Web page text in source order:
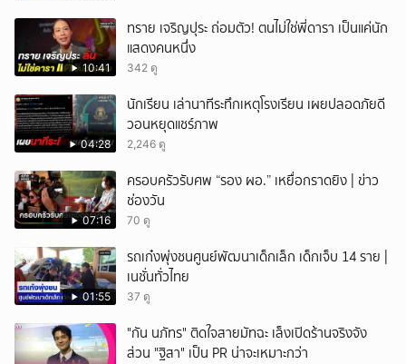
10:41
ทราย เจริญปุระ ถ่อมตัว! ตนไม่ใช่พี่ดารา เป็นแค่นัก
แสดงคนหนึ่ง
342 ดู
04:28
นักเรียน เล่านาทีระทึกเหตุโรงเรียน เผยปลอดภัยดี
วอนหยุดแชร์ภาพ
2,246 ดู
07:16
ครอบครัวรับศพ “รอง ผอ.” เหยื่อกราดยิง | ข่าว
ช่องวัน
70 ดู
01:55
รถเก๋งพุ่งชนศูนย์พัฒนาเด็กเล็ก เด็กเจ็บ 14 ราย |
เนชั่นทั่วไทย
37 ดู
"กัน นภัทร" ติดใจสายมัทฉะ เล็งเปิดร้านจริงจัง
ส่วน "ฐิสา" เป็น PR น่าจะเหมาะกว่า